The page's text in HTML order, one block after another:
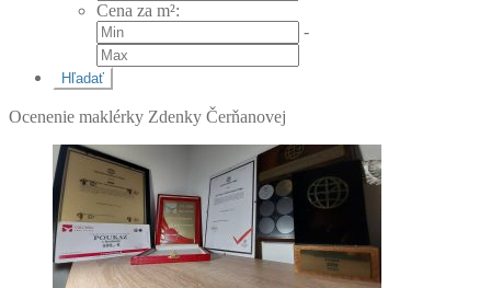
Cena za m²:
-
Ocenenie maklérky Zdenky Čerňanovej